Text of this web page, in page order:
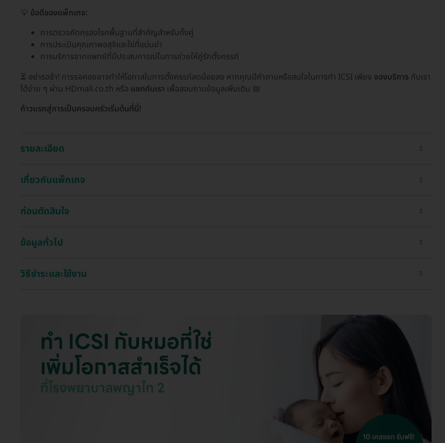
💡 ข้อดีของแพ็กเกจ:
การตรวจคัดกรองโรคพื้นฐานที่สำคัญสำหรับทั้งคู่
การประเมินคุณภาพอสุจิและไข่ที่แม่นยำ
การบริการจากแพทย์ที่มีประสบการณ์ในการช่วยให้คู่รักตั้งครรภ์
⏳ อย่ารอช้า! การรอคอยอาจทำให้โอกาสในการตั้งครรภ์ลดน้อยลง หากคุณมีคำถามหรือสนใจในการทำ ICSI เพียง จองบริการ กับเรา
ได้ง่าย ๆ ผ่าน HDmall.co.th หรือ แชทกับเรา เพื่อสอบถามข้อมูลเพิ่มเติม 📅
ก้าวแรกสู่การเป็นครอบครัวเริ่มต้นที่นี่!
รายละเอียด
เกี่ยวกับแพ็กเกจ
ก่อนตัดสินใจ
ข้อมูลทั่วไป
วิธีชำระและใช้งาน